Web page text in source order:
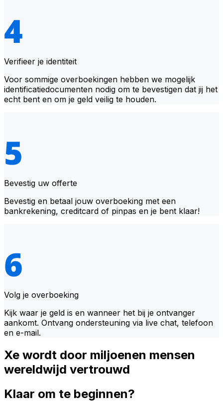
Verifieer je identiteit
Voor sommige overboekingen hebben we mogelijk
identificatiedocumenten nodig om te bevestigen dat jij het
echt bent en om je geld veilig te houden.
Bevestig uw offerte
Bevestig en betaal jouw overboeking met een
bankrekening, creditcard of pinpas en je bent klaar!
Volg je overboeking
Kijk waar je geld is en wanneer het bij je ontvanger
aankomt. Ontvang ondersteuning via live chat, telefoon
en e-mail.
Xe wordt door miljoenen mensen
wereldwijd vertrouwd
Klaar om te beginnen?